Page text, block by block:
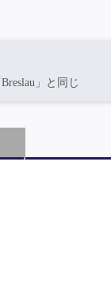
Breslau」と同じ